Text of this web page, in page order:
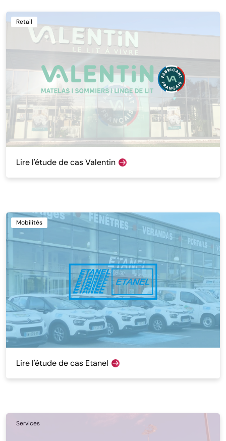
Retail
Lire l'étude de cas Valentin
Mobilités
Lire l'étude de cas Etanel
Services